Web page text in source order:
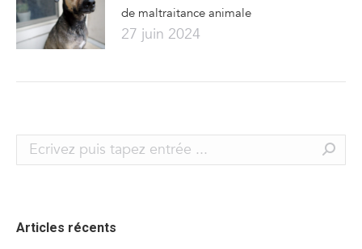
de maltraitance animale
27 juin 2024
Search:
Articles récents